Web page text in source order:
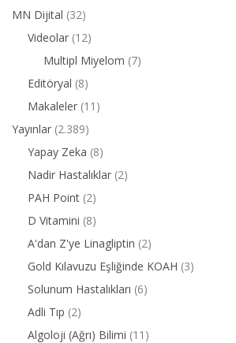
MN Dijital (32)
Videolar (12)
Multipl Miyelom (7)
Editöryal (8)
Makaleler (11)
Yayınlar (2.389)
Yapay Zeka (8)
Nadir Hastalıklar (2)
PAH Point (2)
D Vitamini (8)
A'dan Z'ye Linagliptin (2)
Gold Kılavuzu Eşliğinde KOAH (3)
Solunum Hastalıkları (6)
Adli Tıp (2)
Algoloji (Ağrı) Bilimi (11)